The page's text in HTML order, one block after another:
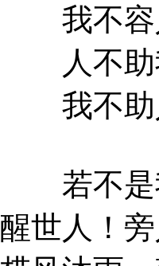
我不容
人不助
我不助
若不是我
醒世人！